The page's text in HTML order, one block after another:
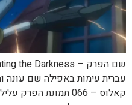
קאלוס – 066 תמונת